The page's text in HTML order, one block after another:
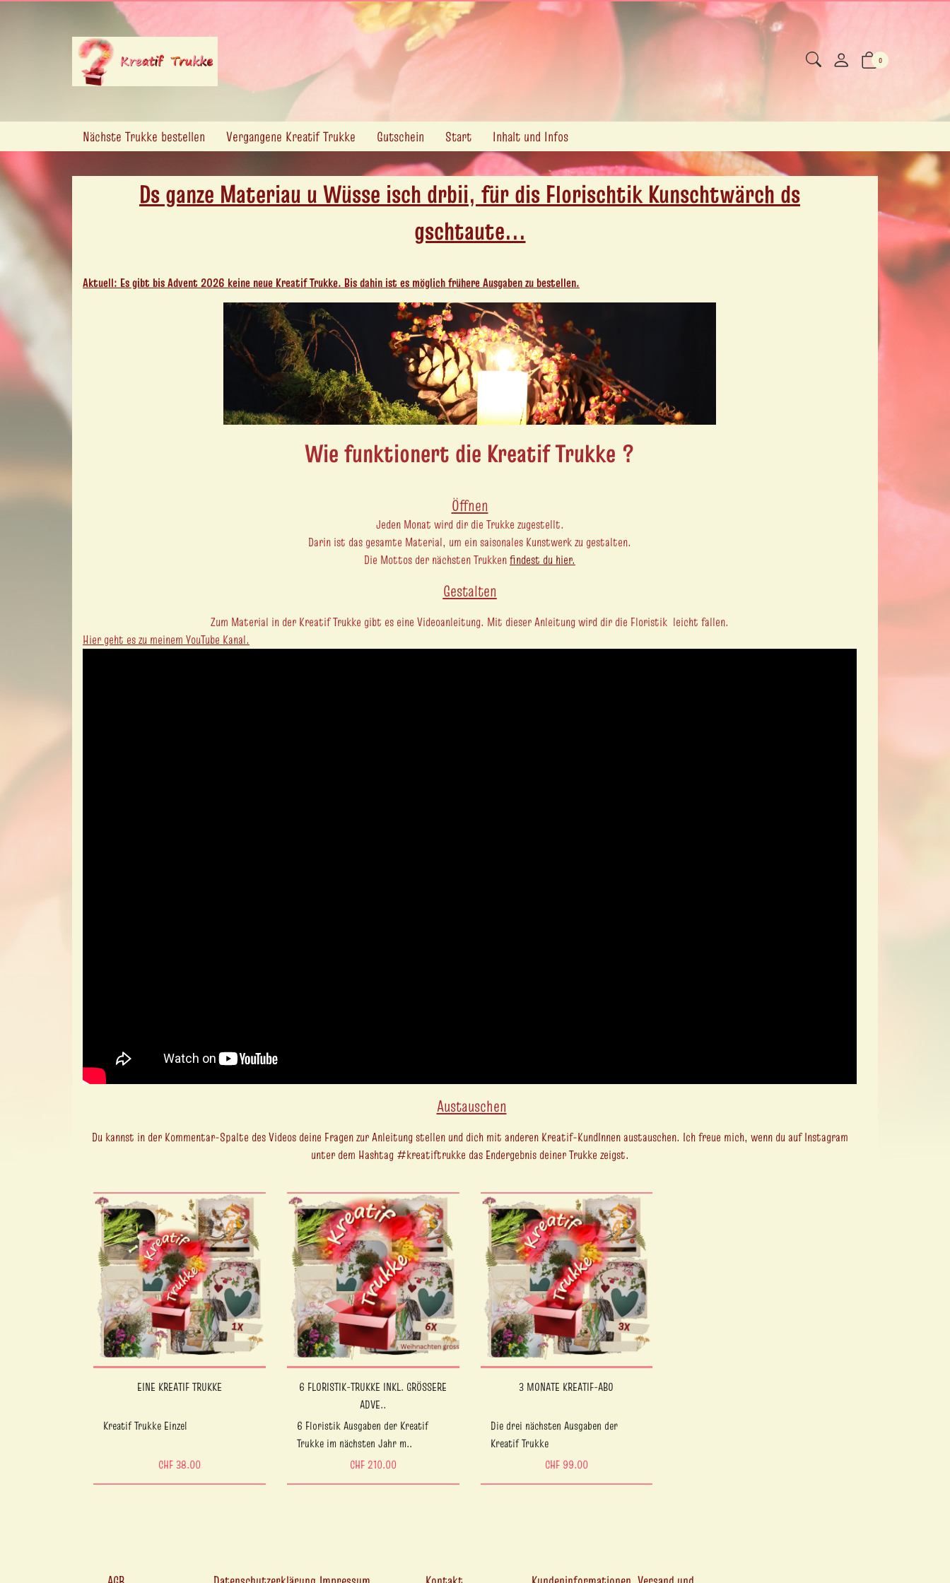
0
Nächste Trukke bestellen Vergangene Kreatif Trukke Gutschein Start Inhalt und Infos
Ds ganze Materiau u Wüsse isch drbii, für dis Florischtik Kunschtwärch ds
gschtaute...
Aktuell: Es gibt bis Advent 2026 keine neue Kreatif Trukke. Bis dahin ist es möglich frühere Ausgaben zu bestellen.
Wie funktionert die Kreatif Trukke ?
Öffnen
Jeden Monat wird dir die Trukke zugestellt.
Darin ist das gesamte Material, um ein saisonales Kunstwerk zu gestalten.
Die Mottos der nächsten Trukkenfindest du hier.
Gestalten
Zum Material in der Kreatif Trukke gibt es eine Videoanleitung. Mit dieser Anleitung wird dir die Floristik leicht fallen.
Hier geht es zu meinem YouTube Kanal.
Austauschen
Du kannst in der Kommentar-Spalte des Videos deine Fragen zur Anleitung stellen und dich mit anderen Kreatif-KundInnen austauschen. Ich freue mich, wenn du auf Instagram
unter dem Hashtag #kreatiftrukke das Endergebnis deiner Trukke zeigst.
EINE KREATIF TRUKKE
Kreatif Trukke Einzel
CHF 38.00
6 FLORISTIK-TRUKKE INKL. GRÖSSERE
ADVE..
6 Floristik Ausgaben der Kreatif
Trukke im nächsten Jahr m..
CHF 210.00
3 MONATE KREATIF-ABO
Die drei nächsten Ausgaben der
Kreatif Trukke
CHF 99.00